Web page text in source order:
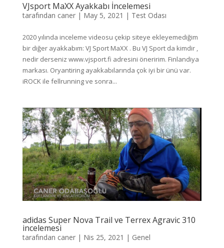
VJsport MaXX Ayakkabı İncelemesi
tarafından caner| May 5, 2021 | Test Odası
2020 yılında inceleme videosu çekip siteye ekleyemediğim
bir diğer ayakkabım: VJ Sport MaXX . Bu VJ Sport da kimdir ,
nedir derseniz www.vjsport.fi adresini öneririm. Finlandiya
markası. Oryantiring ayakkabılarında çok iyi bir ünü var.
iROCK ile fellrunning ve sonra...
adidas Super Nova Trail ve Terrex Agravic 310
incelemesi
tarafından caner| Nis 25, 2021 | Genel